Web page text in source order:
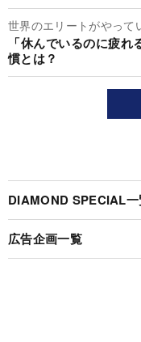
世界のエリートがやっ
「休んでいるのに疲
慣とは？
DIAMOND SPECIAL
広告企画一覧